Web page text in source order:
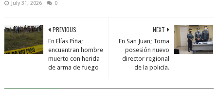
July 31, 2026 0
NEXT
En San Juan; Toma
posesión nuevo
director regional
de la policía.
PREVIOUS
En Elías Piña;
encuentran hombre
muerto con herida
de arma de fuego